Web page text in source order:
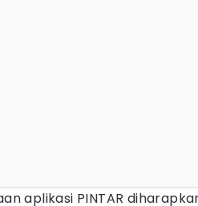
aplikasi PINTAR